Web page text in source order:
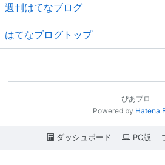
週刊はてなブログ
はてなブログトップ
ぴあブロ
Powered by Hatena
ダッシュボード PC版